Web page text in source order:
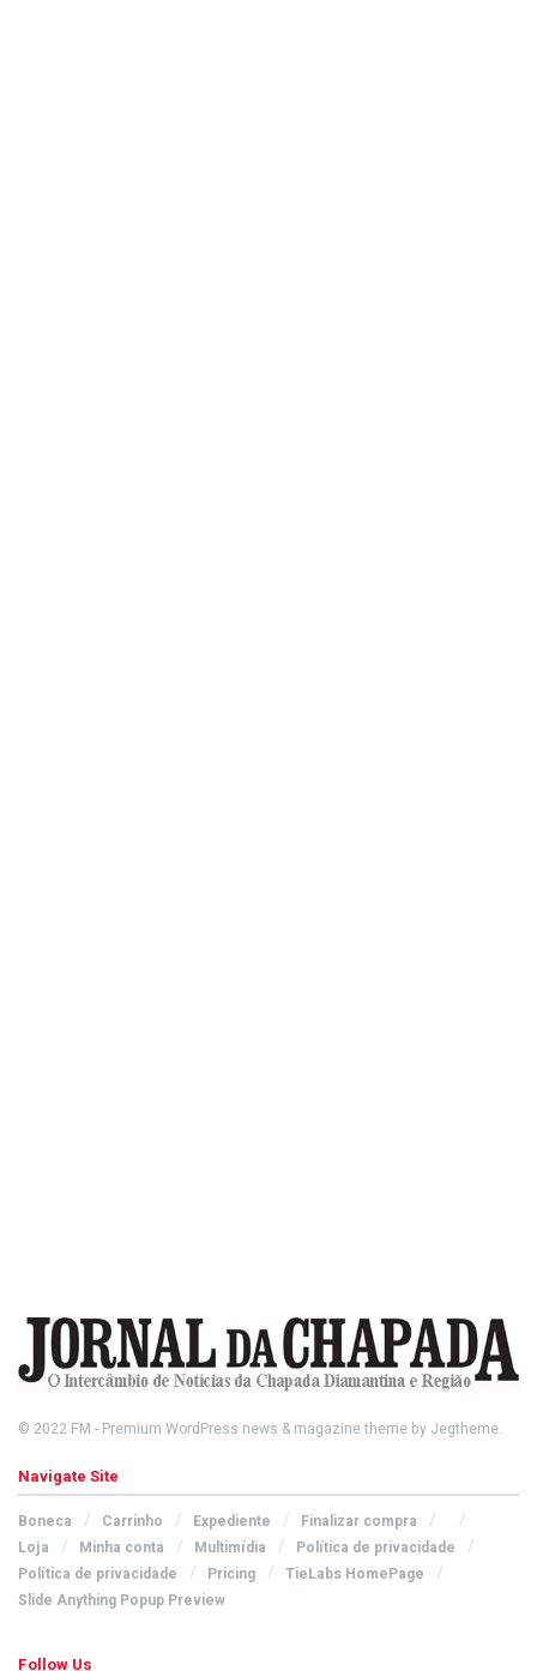
© 2022 FM - Premium WordPress news & magazine theme by Jegtheme.
Navigate Site
Boneca Carrinho Expediente
Finalizar compra
Loja
Minha conta Multimídia
Política de privacidade
Política de privacidade
Pricing
TieLabs HomePage
Slide Anything Popup Preview
Follow Us